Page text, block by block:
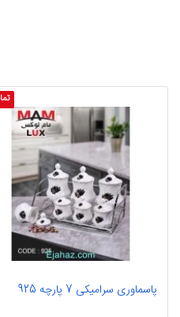
پاسماوری سرامیکی 7 پارچه 925